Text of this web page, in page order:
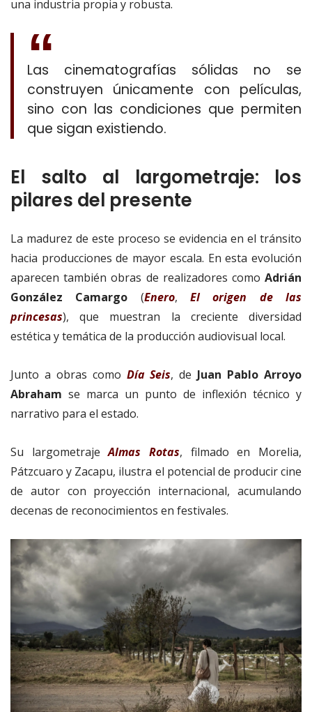
una industria propia y robusta.
Las cinematografías sólidas no se
construyen únicamente con películas,
sino con las condiciones que permiten
que sigan existiendo.
El salto al largometraje: los
pilares del presente
La madurez de este proceso se evidencia en el tránsito
hacia producciones de mayor escala. En esta evolución
aparecen también obras de realizadores como Adrián
González Camargo (Enero,El origen de las
princesas), que muestran la creciente diversidad
estética y temática de la producción audiovisual local.
Junto a obras como Día Seis, de Juan Pablo Arroyo
Abraham se marca un punto de inflexión técnico y
narrativo para el estado.
Su largometrajeAlmas Rotas, filmado en Morelia,
Pátzcuaro y Zacapu, ilustra el potencial de producir cine
de autor con proyección internacional, acumulando
decenas de reconocimientos en festivales.